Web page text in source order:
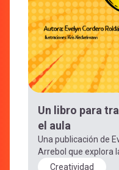
Un libro para
el aula
Una publicación de
Arrebol que explora
Creatividad